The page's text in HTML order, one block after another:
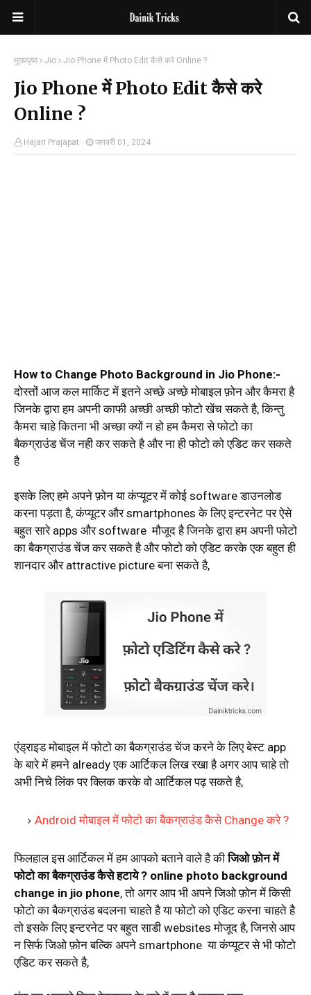
मुख्यपृष्ठ Jio Jio Phone में Photo Edit कैसे करे Online ?
Jio Phone में Photo Edit कैसे करे
Online ?
Hajari Prajapat जनवरी 01, 2024
How to Change Photo Background in Jio Phone:-
दोस्तों आज कल मार्किट में इतने अच्छे अच्छे मोबाइल फ़ोन और कैमरा है
जिनके द्वारा हम अपनी काफी अच्छी अच्छी फोटो खेंच सकते है, किन्तु
कैमरा चाहे कितना भी अच्छा क्यों न हो हम कैमरा से फोटो का
बैकग्राउंड चेंज नही कर सकते है और ना ही फोटो को एडिट कर सकते
है
इसके लिए हमे अपने फ़ोन या कंप्यूटर में कोई software डाउनलोड
करना पड़ता है, कंप्यूटर और smartphones के लिए इन्टरनेट पर ऐसे
बहुत सारे apps और software मौजूद है जिनके द्वारा हम अपनी फोटो
का बैकग्राउंड चेंज कर सकते है और फोटो को एडिट करके एक बहुत ही
शानदार और attractive picture बना सकते है,
एंड्राइड मोबाइल में फोटो का बैकग्राउंड चेंज करने के लिए बेस्ट app
के बारे में हमने already एक आर्टिकल लिख रखा है अगर आप चाहे तो
अभी निचे लिंक पर क्लिक करके वो आर्टिकल पढ़ सकते है,
Android मोबाइल में फोटो का बैकग्राउंड कैसे Change करे ?
फिलहाल इस आर्टिकल में हम आपको बताने वाले है कीजिओ फ़ोन में
फोटो का बैकग्राउंड कैसे हटाये ? online photo background
change in jio phone, तो अगर आप भी अपने जिओ फ़ोन में किसी
फोटो का बैकग्राउंड बदलना चाहते है या फोटो को एडिट करना चाहते है
तो इसके लिए इन्टरनेट पर बहुत साडी websites मोजूद है, जिनसे आप
न सिर्फ जिओ फ़ोन बल्कि अपने smartphone या कंप्यूटर से भी फोटो
एडिट कर सकते है,